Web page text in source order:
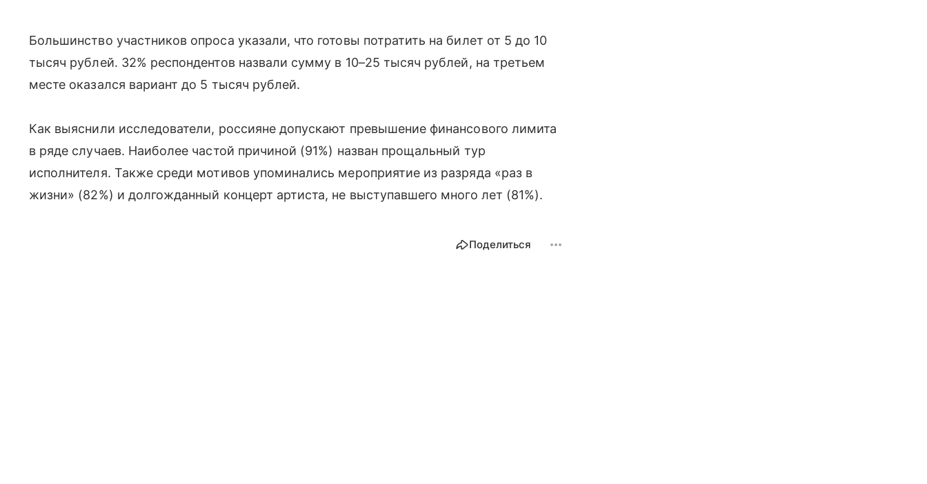
Большинство участников опроса указали, что готовы потратить на билет от 5 до 10
тысяч рублей. 32% респондентов назвали сумму в 10–25 тысяч рублей, на третьем
месте оказался вариант до 5 тысяч рублей.
Как выяснили исследователи, россияне допускают превышение финансового лимита
в ряде случаев. Наиболее частой причиной (91%) назван прощальный тур
исполнителя. Также среди мотивов упоминались мероприятие из разряда «раз в
жизни» (82%) и долгожданный концерт артиста, не выступавшего много лет (81%).
Поделиться